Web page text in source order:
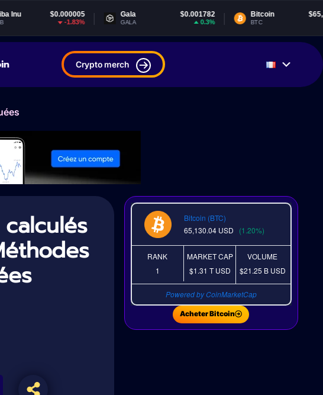
$0.000005 Gala $0.001782
GALA
Bitcoin $65,130.04
BTC
Crypto merch
Bitcoin (BTC)
65,130.04 USD (1.20%)
RANK
1
MARKET CAP
$1.31 TUSD
VOLUME
$21.25 B USD
Powered by CoinMarketCap
Acheter Bitcoin